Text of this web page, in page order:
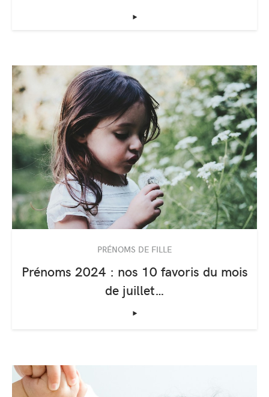
‣
PRÉNOMS DE FILLE
Prénoms 2024 : nos 10 favoris du mois
de juillet…
‣